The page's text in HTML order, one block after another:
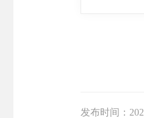
发布时间：